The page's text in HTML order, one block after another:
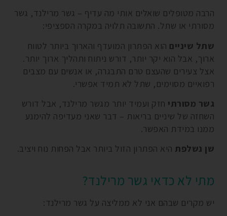
הרבה מטופלים שואלים אותי מה עדיף – גשר מרילנד, גשר
מסורתי או שתל. התשובה תלויה במקרה הספציפי:
שתל שינייםהוא הפתרון המועדף והארוך ביותר לטווח
ארוך, אבל הוא יקר יותר, דורש ניתוח ותהליך ארוך יותר.
אצל צעירים שהעצם טרם התבגרה, או אנשים עם מצבים
רפואיים מסוימים, שתל לא תמיד אפשרי.
גשר מסורתיחזק ועמיד יותר מגשר מרילנד, אבל דורש
השחזה של שיניים בריאות – דבר שאני מעדיפה להימנע
ממנו במידת האפשר.
שן נשלפתהיא הפתרון הזול ביותר אבל הפחות נוח ויציב.
מתי לא כדאי גשר מרילנד?
יש מקרים שבהם אני לא ממליצה על גשר מרילנד: